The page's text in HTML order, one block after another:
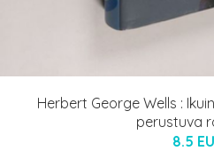
Herbert George Wells :
perustuva
8.5